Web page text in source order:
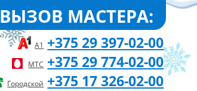
ВЫЗОВ МАСТЕРА:
А1 +375 29397-02-00
МТС +375 29774-02-00
Городской +375 17326-02-00